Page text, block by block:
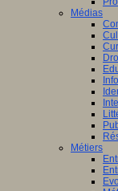
Médias
Métiers